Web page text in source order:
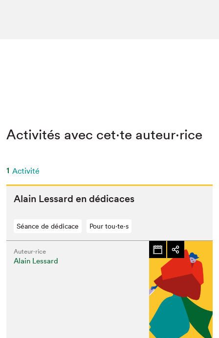
Activités avec cet·te auteur·rice
1 Activité
Alain Lessard en dédicaces
Séance de dédicace Pour tou⋅te⋅s
Auteur·rice
Alain Lessard